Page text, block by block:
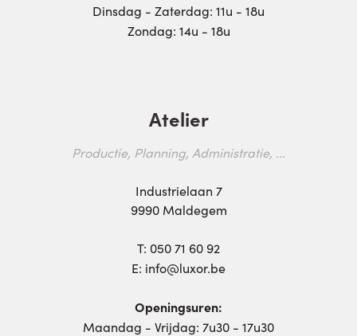
Dinsdag - Zaterdag: 11u - 18u
Zondag: 14u - 18u
Atelier
Productie, Planning, Administratie, ...
Industrielaan 7
9990 Maldegem
T: 050 71 60 92
E: info@luxor.be
Openingsuren:
Maandag - Vrijdag: 7u30 - 17u30